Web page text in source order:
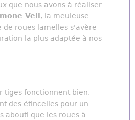
que nous avons à réaliser
Veil , la meuleuse
de roues lamelles s'avère
la plus adaptée à nos
tiges fonctionnent bien,
des étincelles pour un
abouti que les roues à